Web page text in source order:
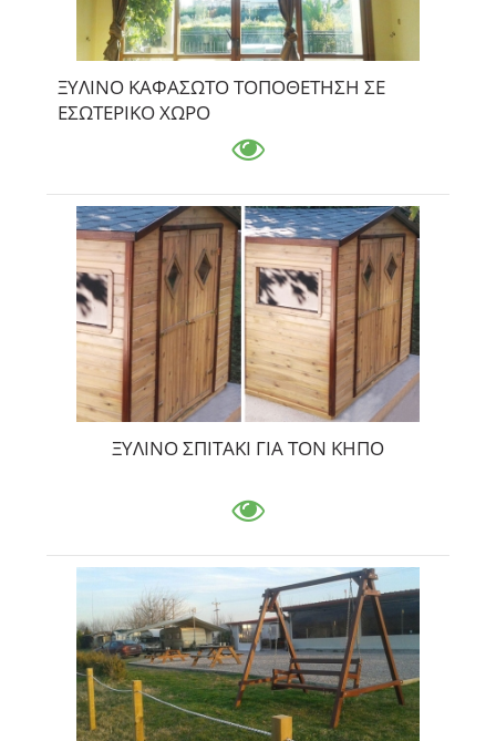
ΞΥΛΙΝΟ ΚΑΦΑΣΩΤΟ ΤΟΠΟΘΕΤΗΣΗ ΣΕ
ΕΣΩΤΕΡΙΚΟ ΧΩΡΟ
ΞΥΛΙΝΟ ΣΠΙΤΑΚΙ ΓΙΑ ΤΟΝ ΚΗΠΟ